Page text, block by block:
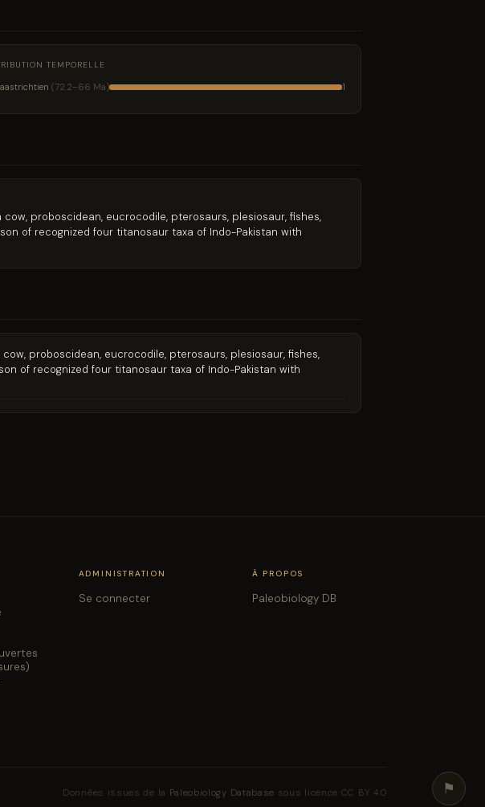
TEMPORELLE
(72.2–66 Ma) 1
proboscidean, eucrocodile, pterosaurs, plesiosaur, fishes,
of recognized four titanosaur taxa of Indo-Pakistan with
proboscidean, eucrocodile, pterosaurs, plesiosaur, fishes,
of recognized four titanosaur taxa of Indo-Pakistan with
⚑
ADMINISTRATION
Se connecter
À PROPOS
Paleobiology DB
Données issues de la Paleobiology Database sous licence CC BY 4.0